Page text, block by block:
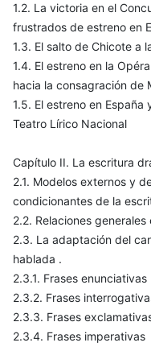
1.2. La victoria en el
frustrados de estreno en
1.3. El salto de Chicote a
1.4. El estreno en la
hacia la consagración de
1.5. El estreno en
Teatro Lírico Nacional
Capítulo II. La escritura
2.1. Modelos externos y
condicionantes de la
2.2. Relaciones
2.3. La adaptación del
hablada .
2.3.1. Frases enunciativas
2.3.2. Frases
2.3.3. Frases
2.3.4. Frases imperativas